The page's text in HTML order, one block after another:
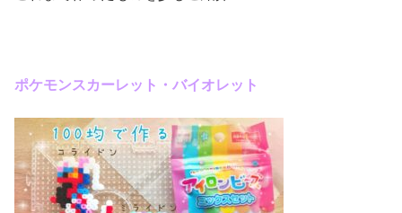
ポケモンスカーレット・バイオレット